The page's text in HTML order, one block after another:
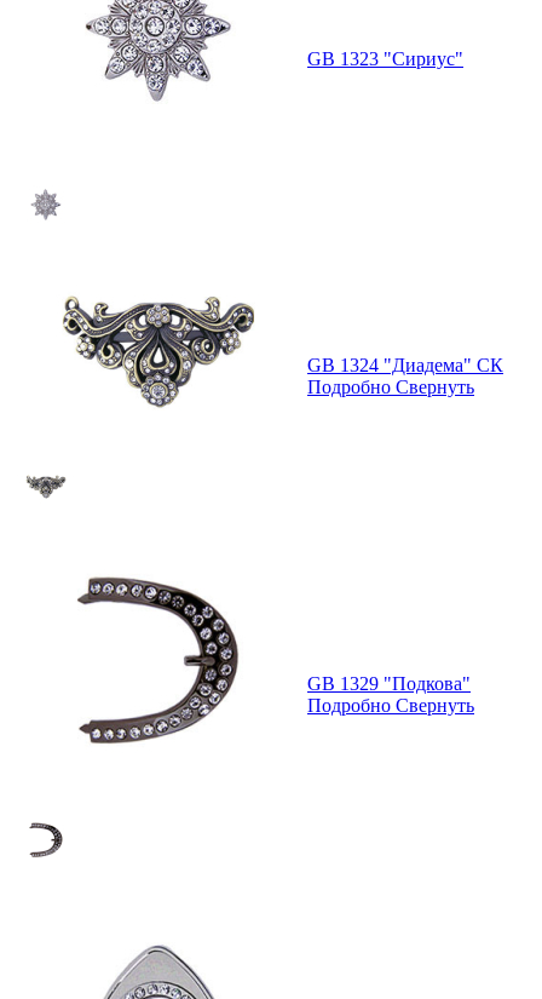
GB 1323 "Сириус"
GB 1324 "Диадема" СК
Подробно Свернуть
GB 1329 "Подкова"
Подробно Свернуть